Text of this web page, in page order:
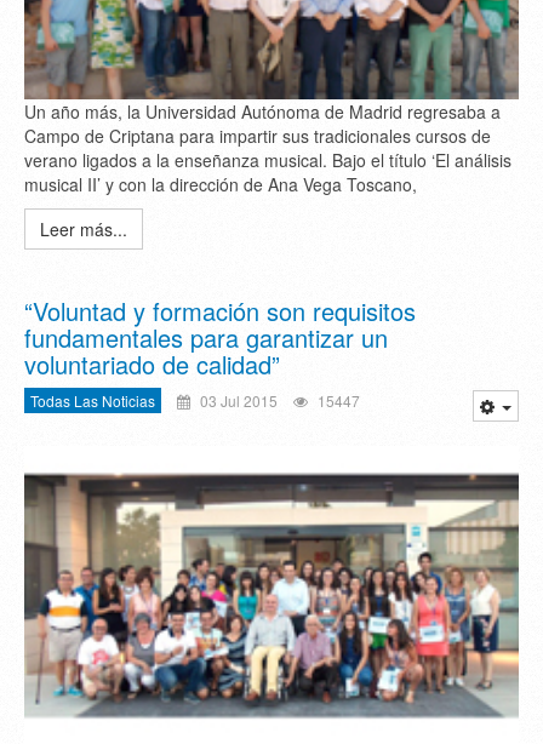
Un año más, la Universidad Autónoma de Madrid regresaba a
Campo de Criptana para impartir sus tradicionales cursos de
verano ligados a la enseñanza musical. Bajo el título ‘El análisis
musical II’ y con la dirección de Ana Vega Toscano,
Leer más...
“Voluntad y formación son requisitos
fundamentales para garantizar un
voluntariado de calidad”
Todas Las Noticias 03 Jul 2015 15447